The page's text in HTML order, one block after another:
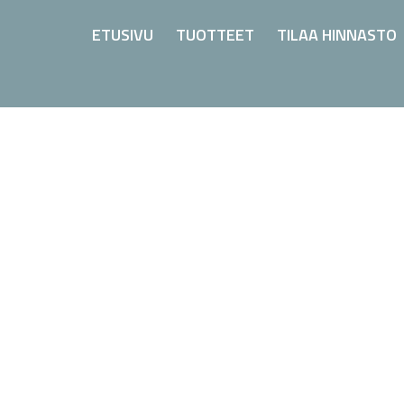
ETUSIVU TUOTTEET TILAA HINNASTO